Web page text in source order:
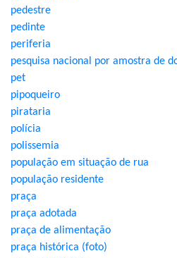
pedestre
pedinte
periferia
pesquisa nacional por amostra de
pet
pipoqueiro
pirataria
polícia
polissemia
população em situação de rua
população residente
praça
praça adotada
praça de alimentação
praça histórica (foto)